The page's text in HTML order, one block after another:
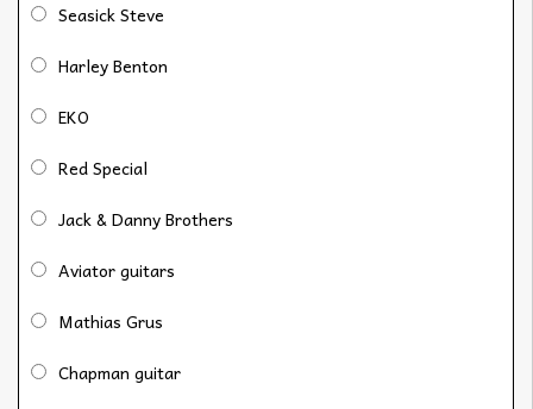
Seasick Steve
Harley Benton
EKO
Red Special
Jack & Danny Brothers
Aviator guitars
Mathias Grus
Chapman guitar